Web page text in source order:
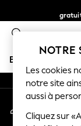
gratuit
BOUTIQUE
HOLIDAY
All
An error occurred
Mon compte
Connexion à
NOTRE
Les cookies
notre site
aussi à
Cliquez sur